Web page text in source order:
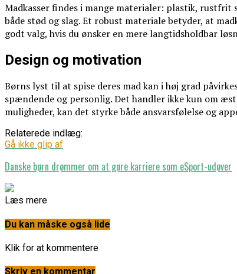
Madkasser findes i mange materialer: plastik, rustfrit
både stød og slag. Et robust materiale betyder, at
godt valg, hvis du ønsker en mere langtidsholdbar
Design og motivation
Børns lyst til at spise deres mad kan i høj grad
spændende og personlig. Det handler ikke kun om
muligheder, kan det styrke både ansvarsfølelse og
Relaterede indlæg:
Gå ikke glip af
Danske børn drømmer om at gøre karriere som eSport-udøver
Læs mere
Du kan måske også lide
Klik for at kommentere
Skriv en kommentar